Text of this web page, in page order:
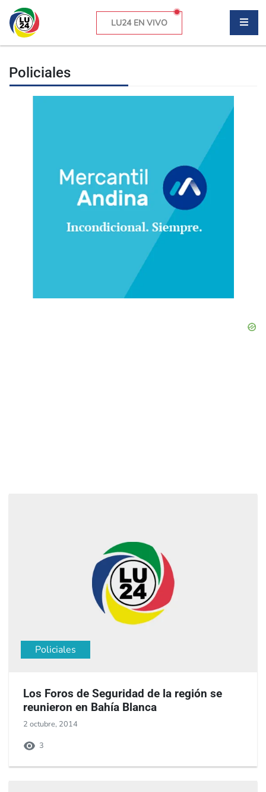
LU24 EN VIVO
Policiales
Policiales
Los Foros de Seguridad de la región se
reunieron en Bahía Blanca
2 octubre, 2014
3